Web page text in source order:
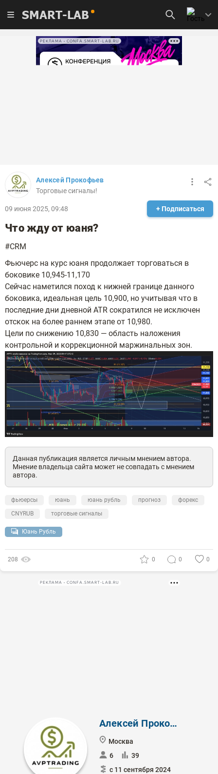
SMART-LAB
РЕКЛАМА • CONFA.SMART-LAB.RU
Алексей Прокофьев
Торговые сигналы!
09 июня 2025, 09:48 + Подписаться
Что жду от юаня?
#CRM
Фьючерс на курс юаня продолжает торговаться в
боковике 10,945-11,170
Сейчас наметился поход к нижней границе данного
боковика, идеальная цель 10,900, но учитывая что в
последние дни дневной ATR сократился не исключен
отскок на более раннем этапе от 10,980.
Цели по снижению 10,830 — область наложения
контрольной и коррекционной маржинальных зон.
Данная публикация является личным мнением автора.
Мнение владельца сайта может не совпадать с мнением
автора.
фьюерсы юань юань рубль прогноз
форекс
CNYRUB
торговые сигналы
Юань Рубль
208 0 0 0
РЕКЛАМА • CONFA.SMART-LAB.RU
Алексей Прокофьев
Москва
6
39
с 11 сентября 2024